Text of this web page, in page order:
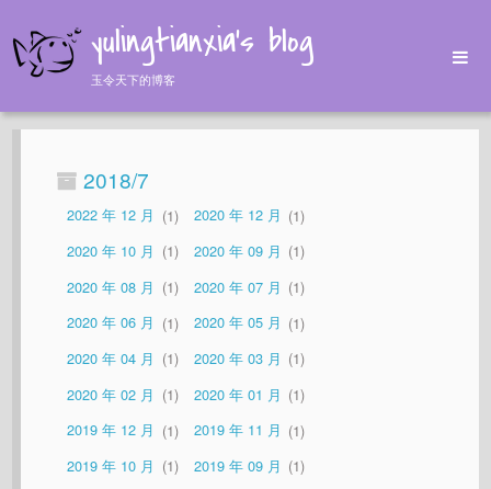
yulingtianxia's blog
玉令天下的博客
Home
Tags
About
2018/7
2022 年 12 月 1 2020 年 12 月
1
2020 年 10 月
1 2020 年 09 月
1
2020 年 08 月
1 2020 年 07 月
1
2020 年 06 月
1 2020 年 05 月
1
2020 年 04 月
1 2020 年 03 月
1
2020 年 02 月
1 2020 年 01 月
1
2019 年 12 月
1 2019 年 11 月
1
2019 年 10 月
1 2019 年 09 月
1